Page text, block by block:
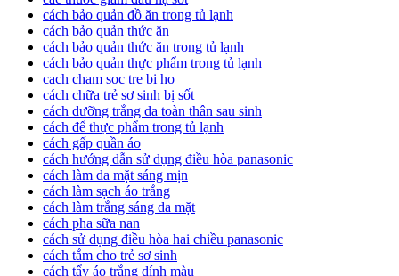
cách bảo quản đồ ăn trong tủ lạnh
cách bảo quản thức ăn
cách bảo quản thức ăn trong tủ lạnh
cách bảo quản thực phẩm trong tủ lạnh
cach cham soc tre bi ho
cách chữa trẻ sơ sinh bị sốt
cách dưỡng trắng da toàn thân sau sinh
cách để thực phẩm trong tủ lạnh
cách gấp quần áo
cách hướng dẫn sử dụng điều hòa panasonic
cách làm da mặt sáng mịn
cách làm sạch áo trắng
cách làm trắng sáng da mặt
cách pha sữa nan
cách sử dụng điều hòa hai chiều panasonic
cách tắm cho trẻ sơ sinh
cách tẩy áo trắng dính màu